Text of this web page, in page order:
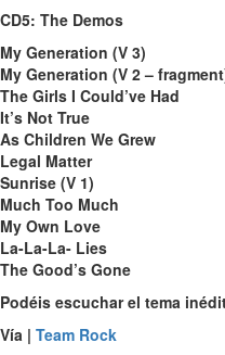
CD5: The Demos
My Generation (V 3)
My Generation (V 2 –
The Girls I Could’ve Had
It’s Not True
As Children We Grew
Legal Matter
Sunrise (V 1)
Much Too Much
My Own Love
La-La-La- Lies
The Good’s Gone
Podéis escuchar el tema
Vía | Team Rock